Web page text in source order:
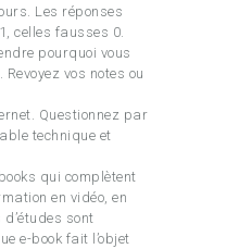
Les réponses
celles fausses 0.
pourquoi vous
vos notes ou
Questionnez par
technique et
qui complètent
en vidéo, en
d’études sont
e-book fait l’objet